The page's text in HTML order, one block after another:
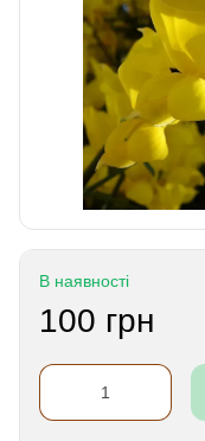
В наявності
100 грн